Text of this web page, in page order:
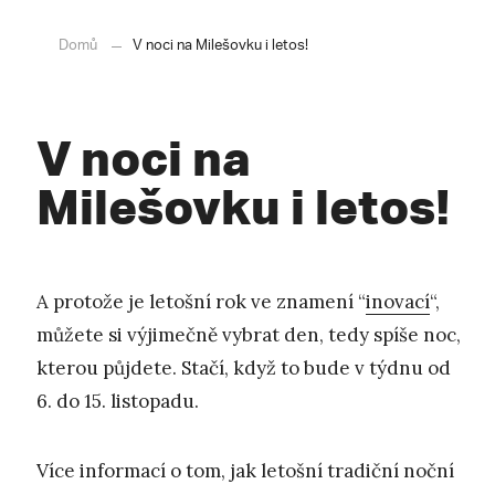
Domů V noci na Milešovku i letos!
V noci na
Milešovku i letos!
A protože je letošní rok ve znamení “inovací“,
můžete si výjimečně vybrat den, tedy spíše noc,
kterou půjdete. Stačí, když to bude v týdnu od
6. do 15. listopadu.
Více informací o tom, jak letošní tradiční noční